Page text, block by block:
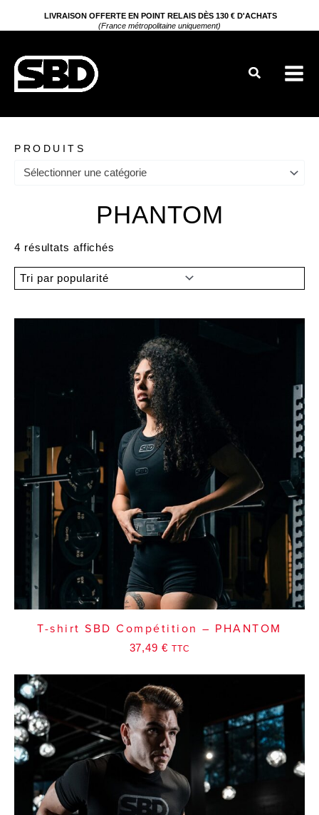
au
LIVRAISON OFFERTE EN POINT RELAIS DÈS 130 € D'ACHATS
(France métropolitaine uniquement)
Rechercher
PRODUITS
Sélectionner une catégorie
PHANTOM
4 résultats affichés
popularité
T-shirt SBD Compétition – PHANTOM
37,49 € TTC